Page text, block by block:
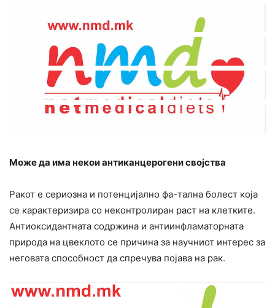
Може да има некои антиканцерогени својства
Ракот е сериозна и потенцијално фа-тална болест која
се карактеризира со неконтролиран раст на клетките.
Антиоксидантната содржина и антиинфламаторната
природа на цвеклото се причина за научниот интерес за
неговата способност да спречува појава на рак.